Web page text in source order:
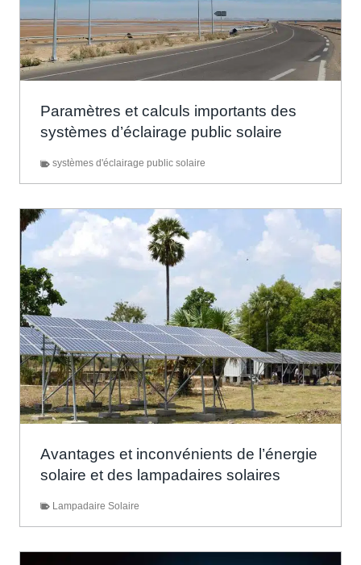
Paramètres et calculs importants des
systèmes d’éclairage public solaire
systèmes d'éclairage public solaire
Avantages et inconvénients de l’énergie
solaire et des lampadaires solaires
Lampadaire Solaire